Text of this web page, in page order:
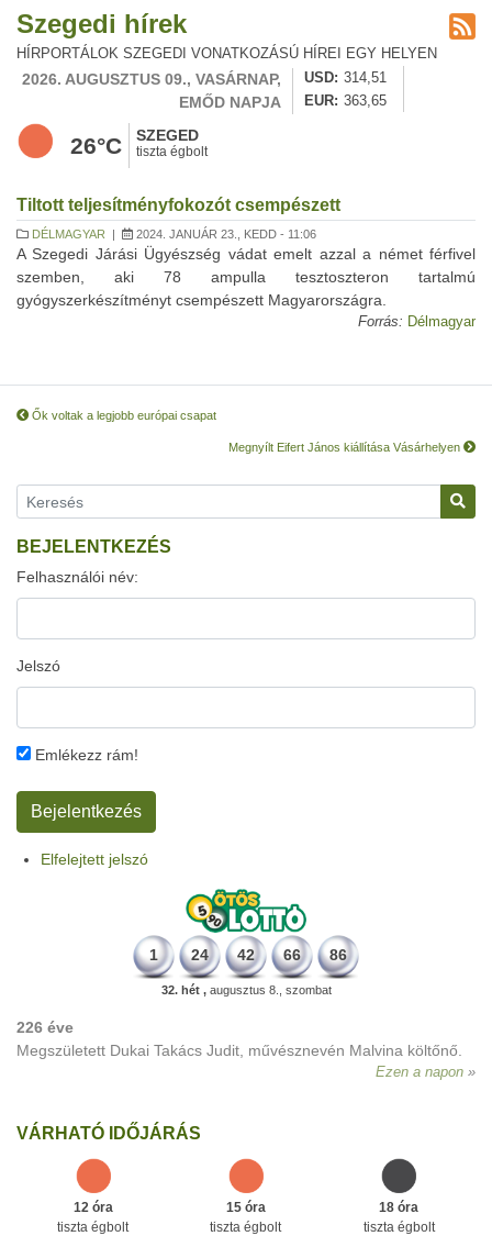
Szegedi hírek
HÍRPORTÁLOK SZEGEDI VONATKOZÁSÚ HÍREI EGY HELYEN
2026. AUGUSZTUS 09., VASÁRNAP,
EMŐD NAPJA
USD
314,51
EUR
363,65
26°C SZEGED
tiszta égbolt
Tiltott teljesítményfokozót csempészett
DÉLMAGYAR | 2024. JANUÁR 23., KEDD - 11:06
A Szegedi Járási Ügyészség vádat emelt azzal a német férfivel
szemben, aki 78 ampulla tesztoszteron tartalmú
gyógyszerkészítményt csempészett Magyarországra.
Forrás: Délmagyar
Ők voltak a legjobb európai csapat
Megnyílt Eifert János kiállítása Vásárhelyen
BEJELENTKEZÉS
Felhasználói név:
Jelszó
Emlékezz rám!
Elfelejtett jelszó
1 24 42 66 86
32. hét ,augusztus 8., szombat
226 éve
Megszületett Dukai Takács Judit, művésznevén Malvina költőnő.
Ezen a napon
VÁRHATÓ IDŐJÁRÁS
12 óra
tiszta égbolt
15 óra
tiszta égbolt
18 óra
tiszta égbolt